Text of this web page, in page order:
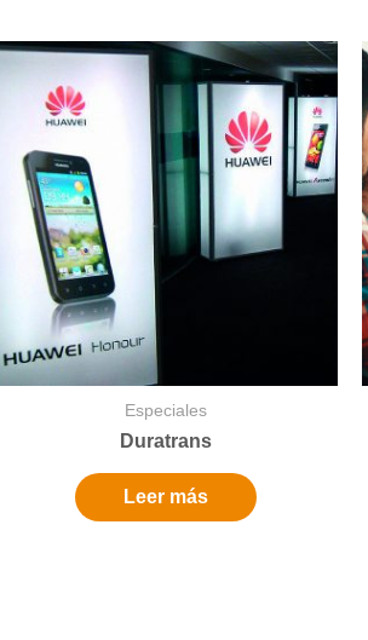
Especiales
Duratrans
Leer más